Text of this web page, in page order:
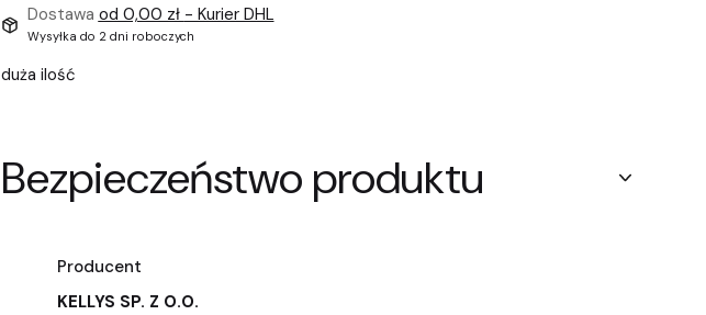
Dostawa od 0,00 zł - Kurier DHL
Wysyłka do 2 dni roboczych
duża ilość
Bezpieczeństwo produktu
Producent
KELLYS SP. Z O.O.